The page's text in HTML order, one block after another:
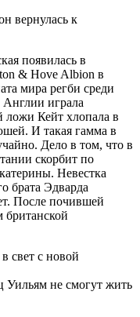
появилась в
& Hove Albion в
мира регби среди
играла
ложи Кейт хлопала в
И такая гамма в
Дело в том, что в
скорбит по
Невестка
брата Эдварда
После почившей
свет с новой
не смогут жить